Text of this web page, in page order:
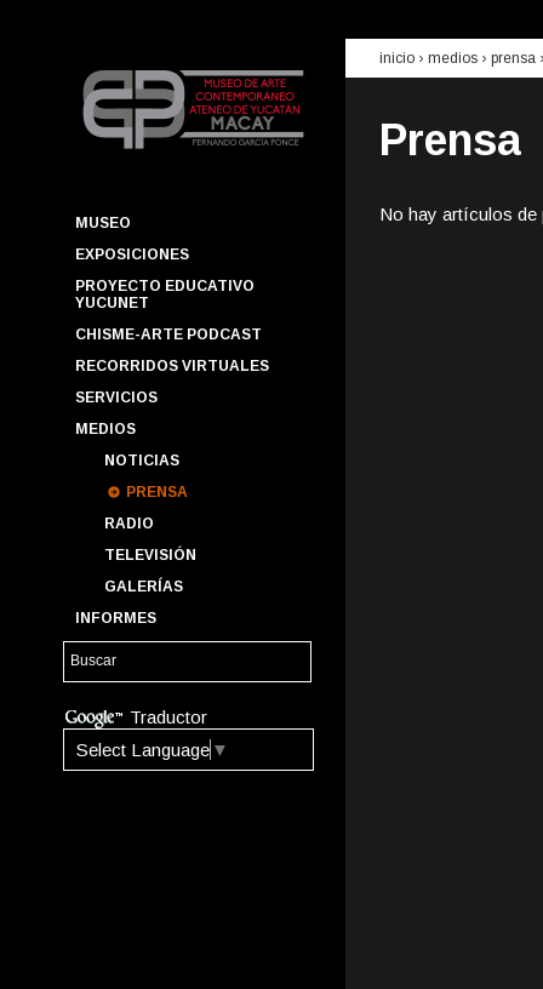
MUSEO
EXPOSICIONES
PROYECTO EDUCATIVO
YUCUNET
CHISME-ARTE PODCAST
RECORRIDOS VIRTUALES
SERVICIOS
MEDIOS
NOTICIAS
PRENSA
RADIO
TELEVISIÓN
GALERÍAS
INFORMES
Traductor
Select Language ▼
inicio › medios › prensa
Prensa
No hay artículos de